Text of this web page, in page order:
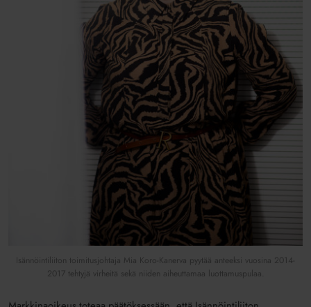
Isännöintiliiton toimitusjohtaja Mia Koro-Kanerva pyytää anteeksi vuosina 2014-
2017 tehtyjä virheitä sekä niiden aiheuttamaa luottamuspulaa.